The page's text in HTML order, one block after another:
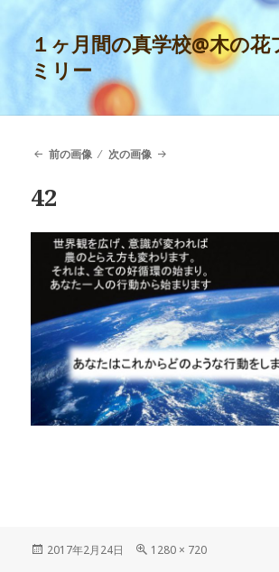
１ヶ月間の真学校@木の花
ミリー
前の画像
次の画像
42
投
2017年2月24日
フ
1280 × 720